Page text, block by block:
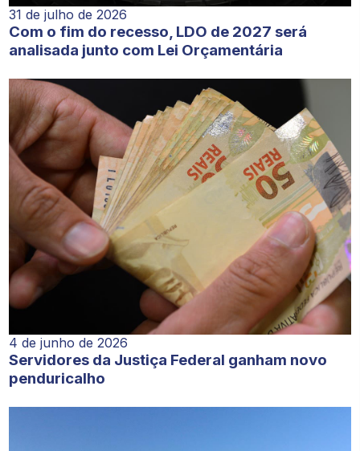
31 de julho de 2026
Com o fim do recesso, LDO de 2027 será
analisada junto com Lei Orçamentária
4 de junho de 2026
Servidores da Justiça Federal ganham novo
penduricalho